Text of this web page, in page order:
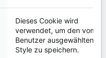
Dieses Cookie wird
verwendet, um den vom
Benutzer ausgewählten
Style zu speichern.